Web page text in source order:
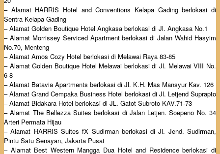
– Alamat HARRIS Hotel and Conventions Kelapa Gading berlokasi di
Sentra Kelapa Gading
– Alamat Golden Boutique Hotel Angkasa berlokasi di Jl. Angkasa No.1
– Alamat Morrissey Serviced Apartment berlokasi di Jalan Wahid Hasyim
No.70, Menteng
– Alamat Amos Cozy Hotel berlokasi di Melawai Raya 83-85
– Alamat Golden Boutique Hotel Melawai berlokasi di Jl. Melawai VIII No.
6-8
– Alamat Batavia Apartments berlokasi di Jl. K.H. Mas Mansyur Kav. 126
– Alamat Grand Cempaka Business Hotel berlokasi di Jl. Letjend Suprapto
– Alamat Bidakara Hotel berlokasi di JL. Gatot Subroto KAV.71-73
– Alamat The Bellezza Suites berlokasi di Jalan Letjen. Soepeno No. 34
Arteri Permata Hijau
– Alamat HARRIS Suites fX Sudirman berlokasi di Jl. Jend. Sudirman,
Pintu Satu Senayan, Jakarta Pusat
– Alamat Best Western Mangga Dua Hotel and Residence berlokasi di